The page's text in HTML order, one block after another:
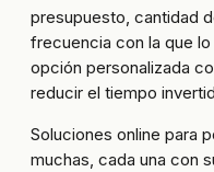
presupuesto, cantidad
frecuencia con la que
opción personalizada
reducir el tiempo
Soluciones online para
muchas, cada una con